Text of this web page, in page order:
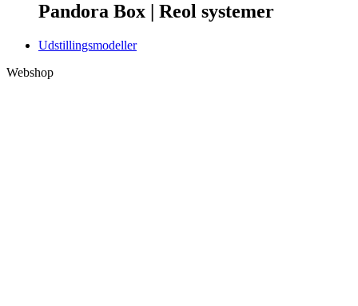
Pandora Box | Reol systemer
Udstillingsmodeller
Webshop